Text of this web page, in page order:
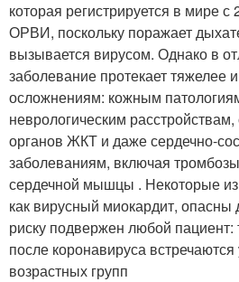
которая регистрируется в мире с
ОРВИ, поскольку поражает
вызывается вирусом. Однако в
заболевание протекает тяжелее
осложнениям: кожным
неврологическим
органов ЖКТ и даже сердечно-
заболеваниям, включая
сердечной мышцы . Некоторые из
как вирусный миокардит,
риску подвержен любой
после коронавируса
возрастных групп